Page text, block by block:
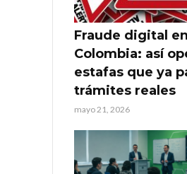
Fraude digital en
Colombia: así
estafas que ya
trámites reales
mayo 21, 2026